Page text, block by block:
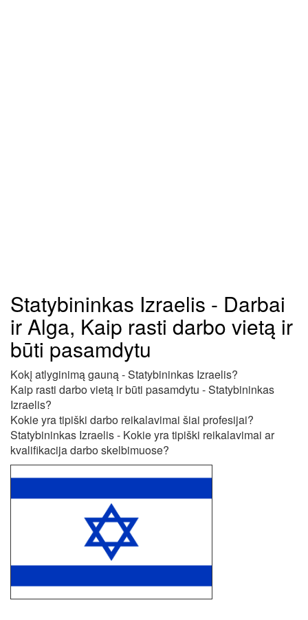
Statybininkas Izraelis - Darbai
ir Alga, Kaip rasti darbo vietą ir
būti pasamdytu
Kokį atlyginimą gauną - Statybininkas Izraelis?
Kaip rasti darbo vietą ir būti pasamdytu - Statybininkas
Izraelis?
Kokie yra tipiški darbo reikalavimai šiai profesijai?
Statybininkas Izraelis - Kokie yra tipiški reikalavimai ar
kvalifikacija darbo skelbimuose?